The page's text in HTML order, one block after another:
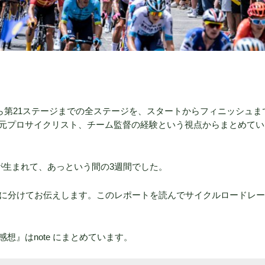
21ステージまでの全ステージを、スタートからフィニッシュま
プロサイクリスト、チーム監督の経験という視点からまとめて
まれて、あっという間の3週間でした。
分けてお伝えします。このレポートを読んでサイクルロードレ
』はnote にまとめています。